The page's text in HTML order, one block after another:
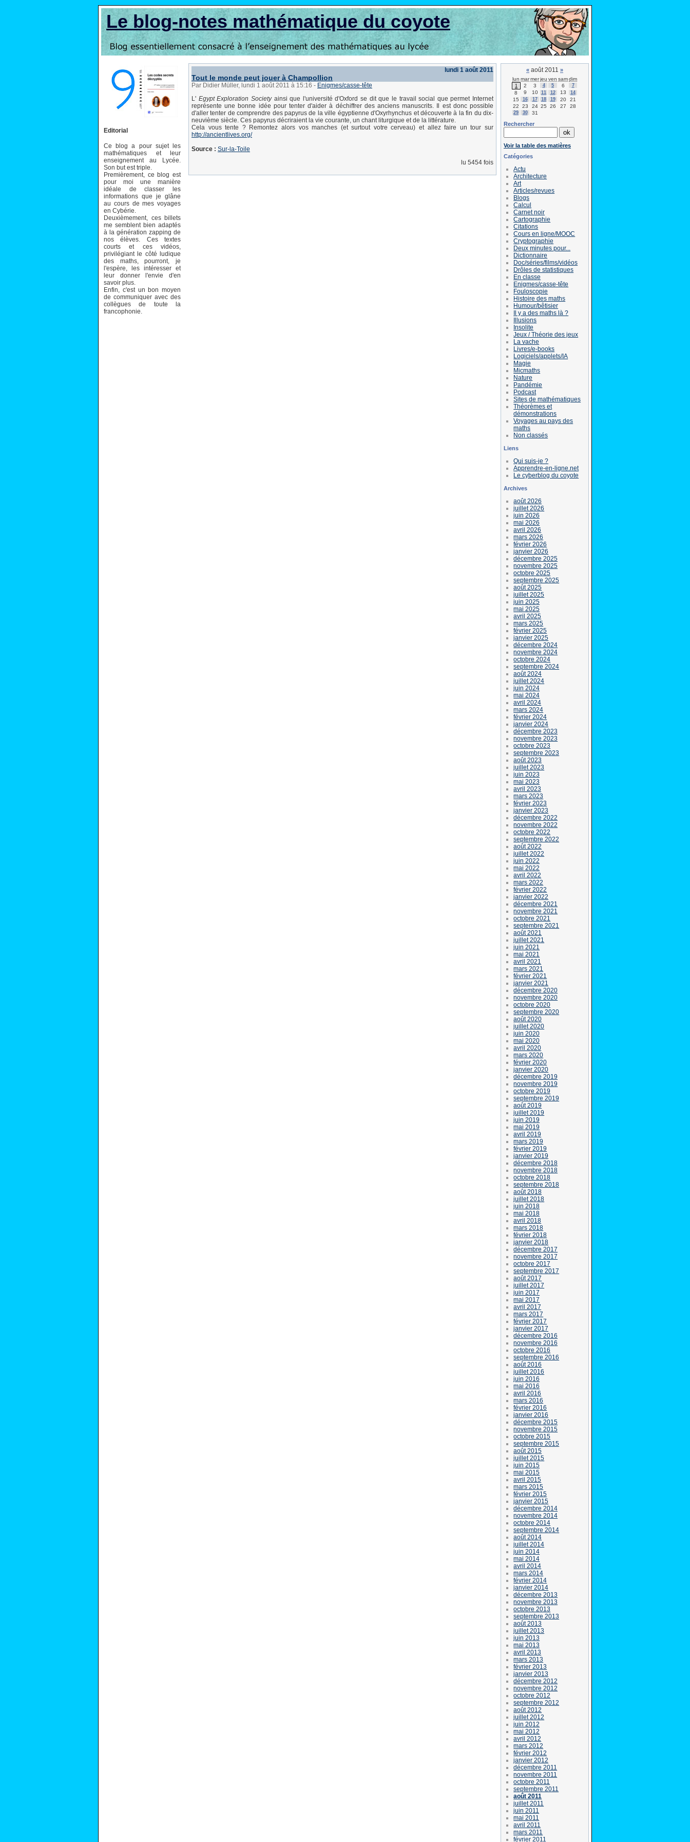
Le blog-notes mathématique du coyote
Editorial
Ce blog a pour sujet les
mathématiques et leur
enseignement au Lycée.
Son but est triple.
Premièrement, ce blog est
pour moi une manière
idéale de classer les
informations que je glâne
au cours de mes voyages
en Cybérie.
Deuxièmement, ces billets
me semblent bien adaptés
à la génération zapping de
nos élèves. Ces textes
courts et ces vidéos,
privilégiant le côté ludique
des maths, pourront, je
l'espère, les intéresser et
leur donner l'envie d'en
savoir plus.
Enfin, c'est un bon moyen
de communiquer avec des
collègues de toute la
francophonie.
lundi 1 août 2011
Tout le monde peut jouer à Champollion
Par Didier Müller, lundi 1 août 2011 à 15:16 - Enigmes/casse-tête
L' Egypt Exploration Societyainsi que l'université d'Oxford se dit que le travail social que permet Internet
représente une bonne idée pour tenter d'aider à déchiffrer des anciens manuscrits. Il est donc possible
d'aller tenter de comprendre des papyrus de la ville égyptienne d'Oxyrhynchus et découverte à la fin du dix-
neuvième siècle. Ces papyrus décriraient la vie courante, un chant liturgique et de la littérature.
Cela vous tente ? Remontez alors vos manches (et surtout votre cerveau) et allez faire un tour sur
http://ancientlives.org/
Source : Sur-la-Toile
lu 5454 fois
« août 2011 »
lun marmerjeu ven samdim
1 2 3 4 5 6 7
8 9 10 11 12 13 14
15 16 17 18 19 20
21
22
23 24 25 26 27 28
29 30 31
Rechercher
Voir la table des matières
Catégories
Actu
Architecture
Art
Articles/revues
Blogs
Calcul
Carnet noir
Cartographie
Citations
Cours en ligne/MOOC
Cryptographie
Deux minutes pour...
Dictionnaire
Doc/séries/films/vidéos
Drôles de statistiques
En classe
Enigmes/casse-tête
Fouloscopie
Histoire des maths
Humour/bêtisier
Il y a des maths là ?
Illusions
Insolite
Jeux / Théorie des jeux
La vache
Livres/e-books
Logiciels/applets/IA
Magie
Micmaths
Nature
Pandémie
Podcast
Sites de mathématiques
Théorèmes et
démonstrations
Voyages au pays des
maths
Non classés
Liens
Qui suis-je ?
Apprendre-en-ligne.net
Le cyberblog du coyote
Archives
août 2026
juillet 2026
juin 2026
mai 2026
avril 2026
mars 2026
février 2026
janvier 2026
décembre 2025
novembre 2025
octobre 2025
septembre 2025
août 2025
juillet 2025
juin 2025
mai 2025
avril 2025
mars 2025
février 2025
janvier 2025
décembre 2024
novembre 2024
octobre 2024
septembre 2024
août 2024
juillet 2024
juin 2024
mai 2024
avril 2024
mars 2024
février 2024
janvier 2024
décembre 2023
novembre 2023
octobre 2023
septembre 2023
août 2023
juillet 2023
juin 2023
mai 2023
avril 2023
mars 2023
février 2023
janvier 2023
décembre 2022
novembre 2022
octobre 2022
septembre 2022
août 2022
juillet 2022
juin 2022
mai 2022
avril 2022
mars 2022
février 2022
janvier 2022
décembre 2021
novembre 2021
octobre 2021
septembre 2021
août 2021
juillet 2021
juin 2021
mai 2021
avril 2021
mars 2021
février 2021
janvier 2021
décembre 2020
novembre 2020
octobre 2020
septembre 2020
août 2020
juillet 2020
juin 2020
mai 2020
avril 2020
mars 2020
février 2020
janvier 2020
décembre 2019
novembre 2019
octobre 2019
septembre 2019
août 2019
juillet 2019
juin 2019
mai 2019
avril 2019
mars 2019
février 2019
janvier 2019
décembre 2018
novembre 2018
octobre 2018
septembre 2018
août 2018
juillet 2018
juin 2018
mai 2018
avril 2018
mars 2018
février 2018
janvier 2018
décembre 2017
novembre 2017
octobre 2017
septembre 2017
août 2017
juillet 2017
juin 2017
mai 2017
avril 2017
mars 2017
février 2017
janvier 2017
décembre 2016
novembre 2016
octobre 2016
septembre 2016
août 2016
juillet 2016
juin 2016
mai 2016
avril 2016
mars 2016
février 2016
janvier 2016
décembre 2015
novembre 2015
octobre 2015
septembre 2015
août 2015
juillet 2015
juin 2015
mai 2015
avril 2015
mars 2015
février 2015
janvier 2015
décembre 2014
novembre 2014
octobre 2014
septembre 2014
août 2014
juillet 2014
juin 2014
mai 2014
avril 2014
mars 2014
février 2014
janvier 2014
décembre 2013
novembre 2013
octobre 2013
septembre 2013
août 2013
juillet 2013
juin 2013
mai 2013
avril 2013
mars 2013
février 2013
janvier 2013
décembre 2012
novembre 2012
octobre 2012
septembre 2012
août 2012
juillet 2012
juin 2012
mai 2012
avril 2012
mars 2012
février 2012
janvier 2012
décembre 2011
novembre 2011
octobre 2011
septembre 2011
août 2011
juillet 2011
juin 2011
mai 2011
avril 2011
mars 2011
février 2011